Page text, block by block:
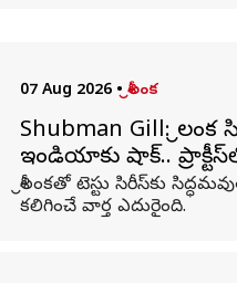
07 Aug 2026 • శ్రీలంక
Shubman Gill:
ఇండియాకు షాక్..
శ్రీలంకతో టెస్టు సిరీస్‌కు
కలిగించే వార్త ఎదురైంది.